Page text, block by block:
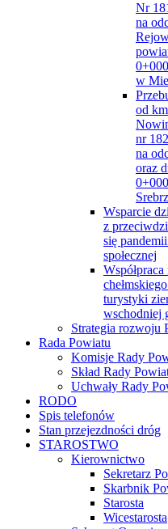
Nr
na
w
od
nr
na
oraz
Wsparcie
z
się
społecznej
turystyki
wschodniej
Strategia rozwoju
Rada Powiatu
Komisje Rady
Skład Rady
Uchwały Rady
RODO
Spis telefonów
Stan przejezdności dróg
STAROSTWO
Kierownictwo
Sekretarz
Skarbnik
Starosta
Wicestarosta